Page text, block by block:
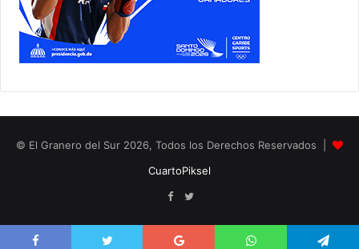
© El Granero del Sur 2026, Todos los Derechos Reservados |
CuartoPiksel